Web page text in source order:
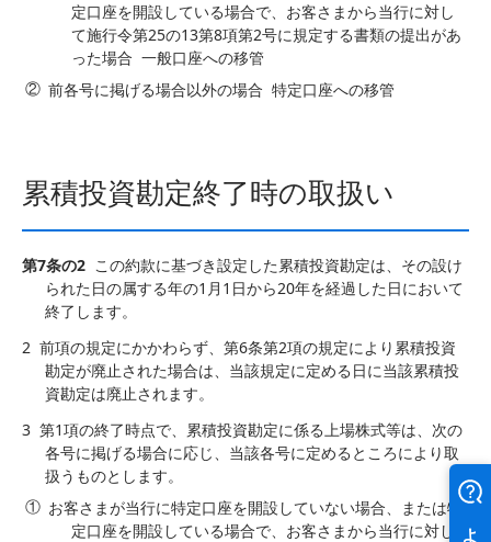
定口座を開設している場合で、お客さまから当行に対し
て施行令第25の13第8項第2号に規定する書類の提出があ
った場合 一般口座への移管
前各号に掲げる場合以外の場合 特定口座への移管
累積投資勘定終了時の取扱い
第7条の2 この約款に基づき設定した累積投資勘定は、その設け
られた日の属する年の1月1日から20年を経過した日において
終了します。
2 前項の規定にかかわらず、第6条第2項の規定により累積投資
勘定が廃止された場合は、当該規定に定める日に当該累積投
資勘定は廃止されます。
3 第1項の終了時点で、累積投資勘定に係る上場株式等は、次の
各号に掲げる場合に応じ、当該各号に定めるところにより取
扱うものとします。
お客さまが当行に特定口座を開設していない場合、または特
定口座を開設している場合で、お客さまから当行に対し